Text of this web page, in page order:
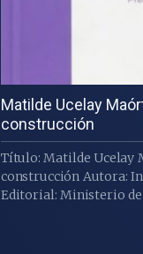
Matilde Ucelay
construcción
Título: Matilde Ucelay
construcción Autora:
Editorial: Ministerio